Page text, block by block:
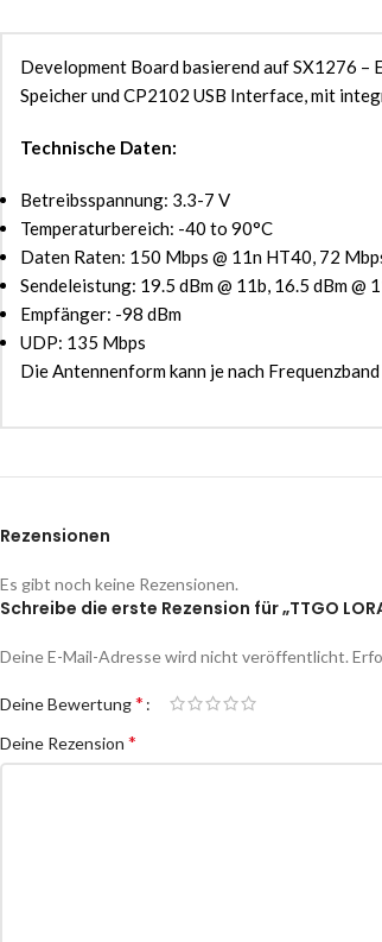
Development Board basierend auf SX1276 –
Speicher und CP2102 USB Interface, mit
Technische Daten:
Betreibsspannung: 3.3-7 V
Temperaturbereich: -40 to 90°C
Daten Raten: 150 Mbps @ 11n HT40, 72
Sendeleistung: 19.5 dBm @ 11b, 16.5 dBm @
Empfänger: -98 dBm
UDP: 135 Mbps
Die Antennenform kann je nach
Rezensionen
Es gibt noch keine Rezensionen.
Schreibe die erste Rezension für „TTGO
Deine E-Mail-Adresse wird nicht veröffentlicht.
Deine Bewertung*
Deine Rezension *